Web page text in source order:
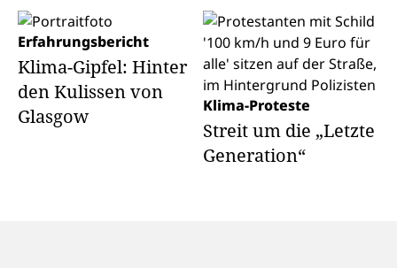
Erfahrungsbericht
Klima-Gipfel: Hinter
den Kulissen von
Glasgow
Klima-Proteste
Streit um die „Letzte
Generation“